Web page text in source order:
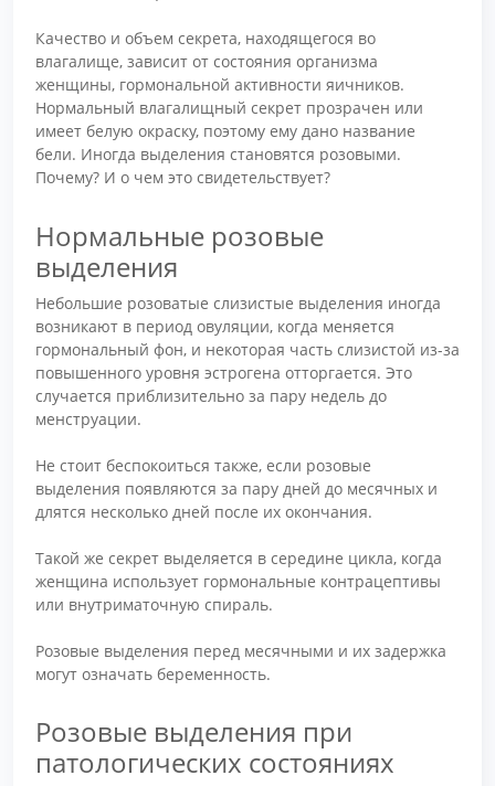
Качество и объем секрета, находящегося во
влагалище, зависит от состояния организма
женщины, гормональной активности яичников.
Нормальный влагалищный секрет прозрачен или
имеет белую окраску, поэтому ему дано название
бели. Иногда выделения становятся розовыми.
Почему? И о чем это свидетельствует?
Нормальные розовые
выделения
Небольшие розоватые слизистые выделения иногда
возникают в период овуляции, когда меняется
гормональный фон, и некоторая часть слизистой из-за
повышенного уровня эстрогена отторгается. Это
случается приблизительно за пару недель до
менструации.
Не стоит беспокоиться также, если розовые
выделения появляются за пару дней до месячных и
длятся несколько дней после их окончания.
Такой же секрет выделяется в середине цикла, когда
женщина использует гормональные контрацептивы
или внутриматочную спираль.
Розовые выделения перед месячными и их задержка
могут означать беременность.
Розовые выделения при
патологических состояниях